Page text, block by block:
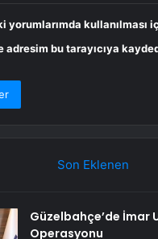
yorumlarımda kullanılması
adresim bu tarayıcıya
Son Eklenen
Güzelbahçe’de İmar
Operasyonu